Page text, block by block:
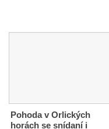
Pohoda v Orlických
horách se snídaní i